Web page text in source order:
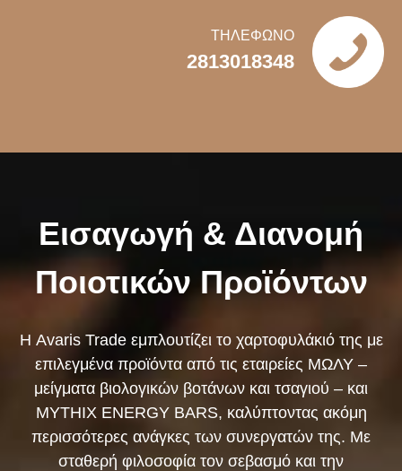
ΤΗΛΕΦΩΝΟ
2813018348
Εισαγωγή & Διανομή
Ποιοτικών Προϊόντων
Η Avaris Trade εμπλουτίζει το χαρτοφυλάκιό της με
επιλεγμένα προϊόντα από τις εταιρείες ΜΩΛΥ –
μείγματα βιολογικών βοτάνων και τσαγιού – και
MYTHIX ENERGY BARS, καλύπτοντας ακόμη
περισσότερες ανάγκες των συνεργατών της. Με
σταθερή φιλοσοφία τον σεβασμό και την